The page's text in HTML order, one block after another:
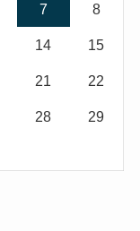
7 8
14 15
21 22
28 29